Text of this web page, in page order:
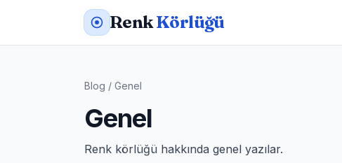
RenkKörlüğü
Blog / Genel
Genel
Renk körlüğü hakkında genel yazılar.